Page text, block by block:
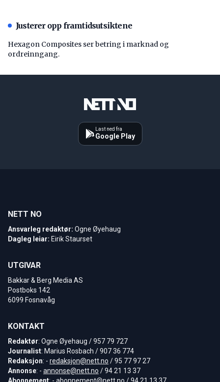
Justerer opp framtidsutsiktene
Hexagon Composites ser betring i marknad og
ordreinngang.
Last ned fra
Google Play
NETT NO
Ansvarleg redaktør: Ogne Øyehaug
Dagleg leiar: Eirik Staurset
UTGIVAR
Bakkar & Berg Media AS
Postboks 142
6099 Fosnavåg
KONTAKT
Redaktør: Ogne Øyehaug / 957 79 727
Journalist: Marius Rosbach / 907 36 774
Redaksjon: - redaksjon@nett.no / 95 77 97 27
Annonse: - annonse@nett.no / 94 21 13 37
Abonnement: - abonnement@nett.no / 94 21 13 37